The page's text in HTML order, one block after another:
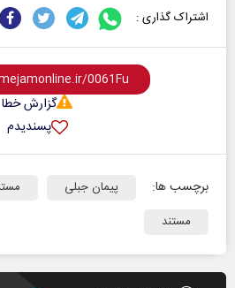
اشتراک گذاری :
گزارش خطا
پسندیدم
برچسب ها: پیمان جبلی
مستند